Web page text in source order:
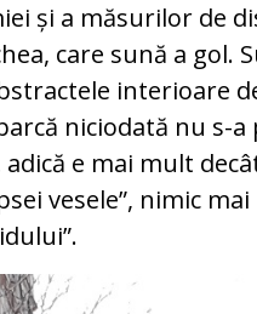
și a măsurilor de
care sună a
interioare
niciodată nu s-
adică e mai mult
vesele”, nimic